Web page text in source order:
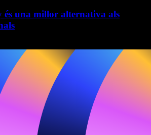
és una millor alternativa als